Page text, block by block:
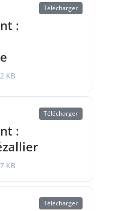
:
KB
Télécharger
:
KB
Télécharger
Télécharger